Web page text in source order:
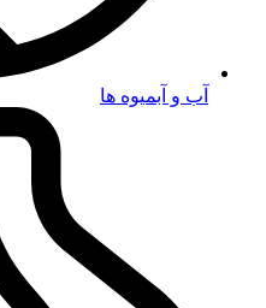
آب و آبمیوه ها